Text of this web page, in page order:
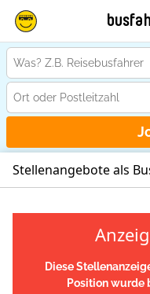
Stellenangebote als
Diese
Position wurde